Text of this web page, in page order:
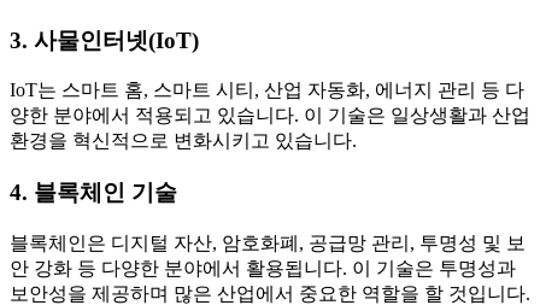
3. 사물인터넷(IoT)
IoT는 스마트 홈, 스마트 시티, 산업 자동화, 에너지 관리 등 다
양한 분야에서 적용되고 있습니다. 이 기술은 일상생활과 산업
환경을 혁신적으로 변화시키고 있습니다.
4. 블록체인 기술
블록체인은 디지털 자산, 암호화폐, 공급망 관리, 투명성 및 보
안 강화 등 다양한 분야에서 활용됩니다. 이 기술은 투명성과
보안성을 제공하며 많은 산업에서 중요한 역할을 할 것입니다.